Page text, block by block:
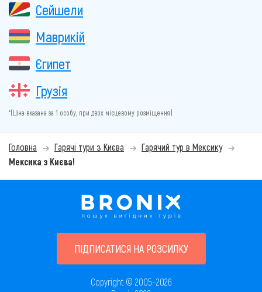
Сейшели
Маврикій
Єгипет
Грузія
*(Ціна вказана за 1 особу, при двох місцевому розміщення)
Головна Гарячі тури з Києва
Гарячий тур в Мексику
Мексика з Києва!
ПІДПИСАТИСЯ НА РОЗСИЛКУ
Copyright © 2005–2026